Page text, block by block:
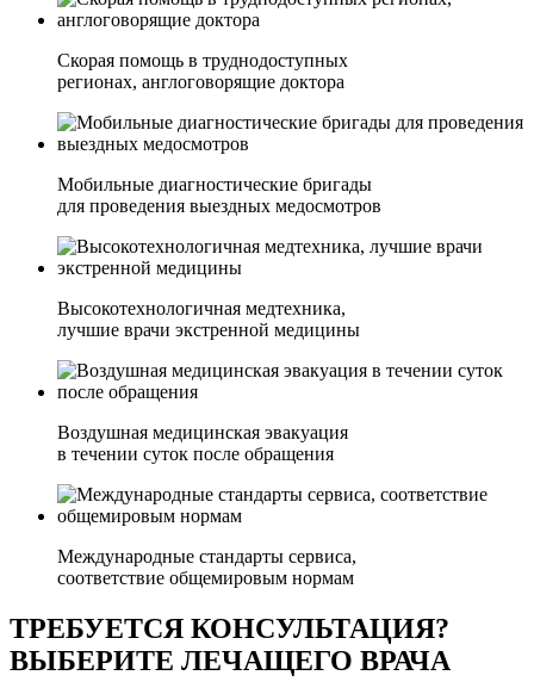
Скорая помощь в труднодоступных
регионах, англоговорящие доктора
Мобильные диагностические бригады
для проведения выездных медосмотров
Высокотехнологичная медтехника,
лучшие врачи экстренной медицины
Воздушная медицинская эвакуация
в течении суток после обращения
Международные стандарты сервиса,
соответствие общемировым нормам
ТРЕБУЕТСЯ КОНСУЛЬТАЦИЯ?
ВЫБЕРИТЕ ЛЕЧАЩЕГО ВРАЧА